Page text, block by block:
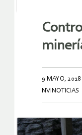
9 MAYO, 2018
NVINOTICIAS